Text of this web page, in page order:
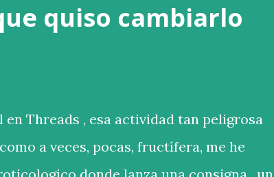
quiso cambiarlo
Threads , esa actividad tan peligrosa
a veces, pocas, fructífera, me he